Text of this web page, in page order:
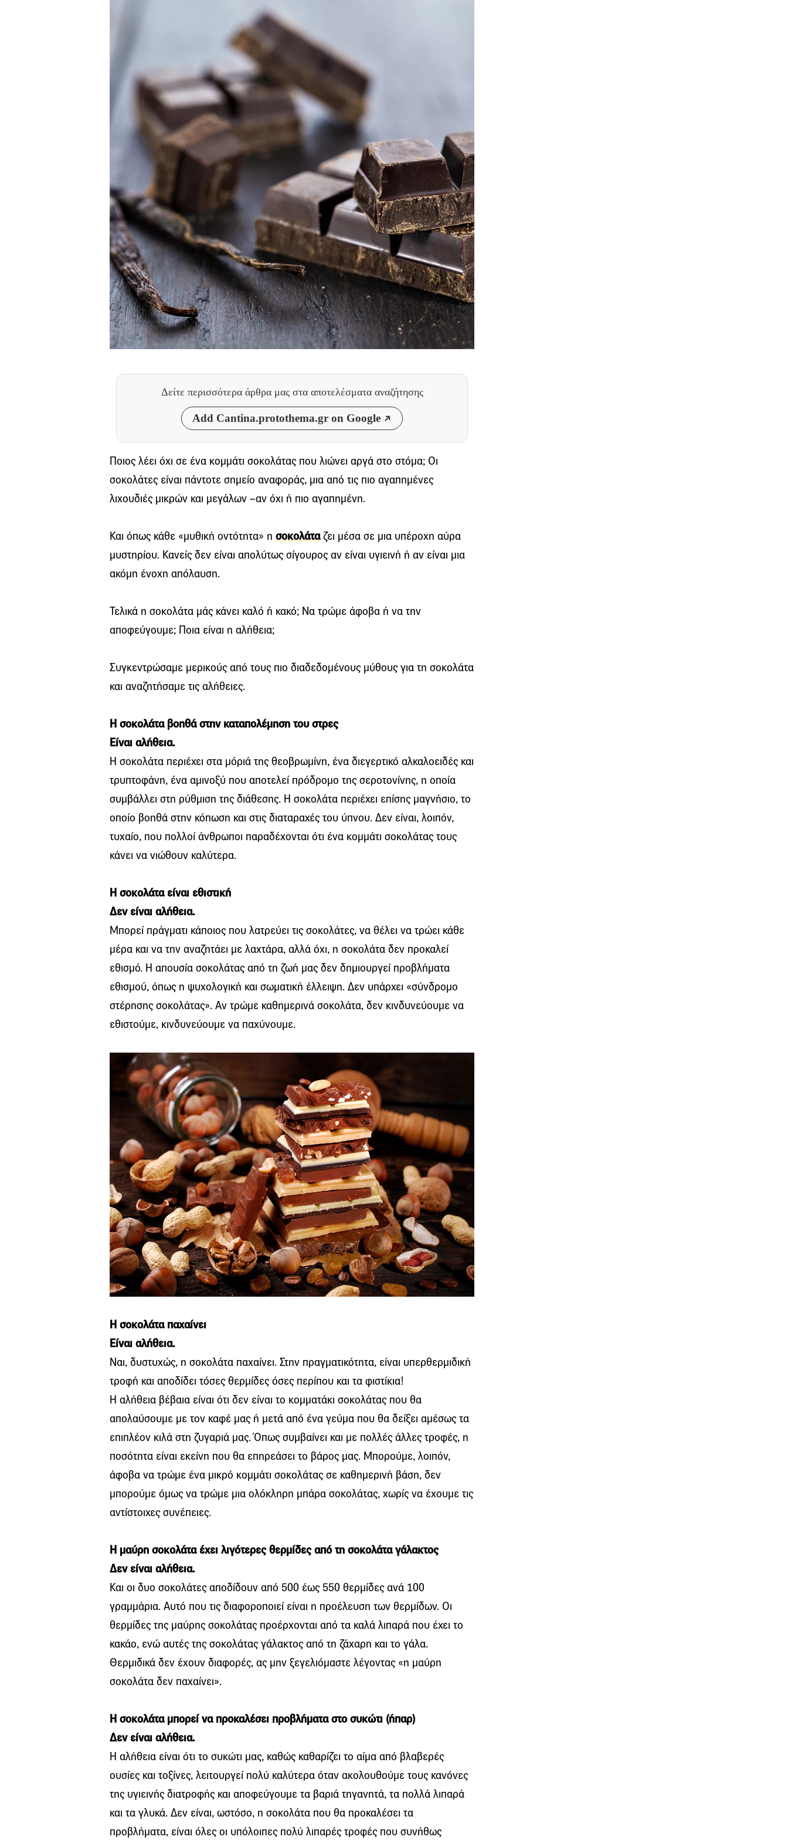
Δείτε περισσότερα άρθρα μας στα αποτελέσματα αναζήτησης
Add Cantina.protothema.gr on Google
Ποιος λέει όχι σε ένα κομμάτι σοκολάτας που λιώνει αργά στο στόμα; Οι
σοκολάτες είναι πάντοτε σημείο αναφοράς, μια από τις πιο αγαπημένες
λιχουδιές μικρών και μεγάλων –αν όχι ή πιο αγαπημένη.
Και όπως κάθε «μυθική οντότητα» η σοκολάταζει μέσα σε μια υπέροχη αύρα
μυστηρίου. Κανείς δεν είναι απολύτως σίγουρος αν είναι υγιεινή ή αν είναι μια
ακόμη ένοχη απόλαυση.
Τελικά η σοκολάτα μάς κάνει καλό ή κακό; Να τρώμε άφοβα ή να την
αποφεύγουμε; Ποια είναι η αλήθεια;
Συγκεντρώσαμε μερικούς από τους πιο διαδεδομένους μύθους για τη σοκολάτα
και αναζητήσαμε τις αλήθειες.
Η σοκολάτα βοηθά στην καταπολέμηση του στρες
Είναι αλήθεια.
Η σοκολάτα περιέχει στα μόριά της θεοβρωμίνη, ένα διεγερτικό αλκαλοειδές και
τρυπτοφάνη, ένα αμινοξύ που αποτελεί πρόδρομο της σεροτονίνης, η οποία
συμβάλλει στη ρύθμιση της διάθεσης. Η σοκολάτα περιέχει επίσης μαγνήσιο, το
οποίο βοηθά στην κόπωση και στις διαταραχές του ύπνου. Δεν είναι, λοιπόν,
τυχαίο, που πολλοί άνθρωποι παραδέχονται ότι ένα κομμάτι σοκολάτας τους
κάνει να νιώθουν καλύτερα.
Η σοκολάτα είναι εθιστική
Δεν είναι αλήθεια.
Μπορεί πράγματι κάποιος που λατρεύει τις σοκολάτες, να θέλει να τρώει κάθε
μέρα και να την αναζητάει με λαχτάρα, αλλά όχι, η σοκολάτα δεν προκαλεί
εθισμό. Η απουσία σοκολάτας από τη ζωή μας δεν δημιουργεί προβλήματα
εθισμού, όπως η ψυχολογική και σωματική έλλειψη. Δεν υπάρχει «σύνδρομο
στέρησης σοκολάτας». Αν τρώμε καθημερινά σοκολάτα, δεν κινδυνεύουμε να
εθιστούμε, κινδυνεύουμε να παχύνουμε.
Η σοκολάτα παχαίνει
Είναι αλήθεια.
Ναι, δυστυχώς, η σοκολάτα παχαίνει. Στην πραγματικότητα, είναι υπερθερμιδική
τροφή και αποδίδει τόσες θερμίδες όσες περίπου και τα φιστίκια!
Η αλήθεια βέβαια είναι ότι δεν είναι το κομματάκι σοκολάτας που θα
απολαύσουμε με τον καφέ μας ή μετά από ένα γεύμα που θα δείξει αμέσως τα
επιπλέον κιλά στη ζυγαριά μας. Όπως συμβαίνει και με πολλές άλλες τροφές, η
ποσότητα είναι εκείνη που θα επηρεάσει το βάρος μας. Μπορούμε, λοιπόν,
άφοβα να τρώμε ένα μικρό κομμάτι σοκολάτας σε καθημερινή βάση, δεν
μπορούμε όμως να τρώμε μια ολόκληρη μπάρα σοκολάτας, χωρίς να έχουμε τις
αντίστοιχες συνέπειες.
Η μαύρη σοκολάτα έχει λιγότερες θερμίδες από τη σοκολάτα γάλακτος
Δεν είναι αλήθεια.
Και οι δυο σοκολάτες αποδίδουν από 500 έως 550 θερμίδες ανά 100
γραμμάρια. Αυτό που τις διαφοροποιεί είναι η προέλευση των θερμίδων. Οι
θερμίδες της μαύρης σοκολάτας προέρχονται από τα καλά λιπαρά που έχει το
κακάο, ενώ αυτές της σοκολάτας γάλακτος από τη ζάχαρη και το γάλα.
Θερμιδικά δεν έχουν διαφορές, ας μην ξεγελιόμαστε λέγοντας «η μαύρη
σοκολάτα δεν παχαίνει».
Η σοκολάτα μπορεί να προκαλέσει προβλήματα στο συκώτι (ήπαρ)
Δεν είναι αλήθεια.
Η αλήθεια είναι ότι το συκώτι μας, καθώς καθαρίζει το αίμα από βλαβερές
ουσίες και τοξίνες, λειτουργεί πολύ καλύτερα όταν ακολουθούμε τους κανόνες
της υγιεινής διατροφής και αποφεύγουμε τα βαριά τηγανητά, τα πολλά λιπαρά
και τα γλυκά. Δεν είναι, ωστόσο, η σοκολάτα που θα προκαλέσει τα
προβλήματα, είναι όλες οι υπόλοιπες πολύ λιπαρές τροφές που συνήθως